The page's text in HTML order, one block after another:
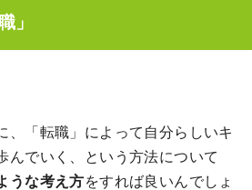
」
、「転職」によって自分らしいキ
んでいく、という方法について
うな考え方をすれば良いんでしょ